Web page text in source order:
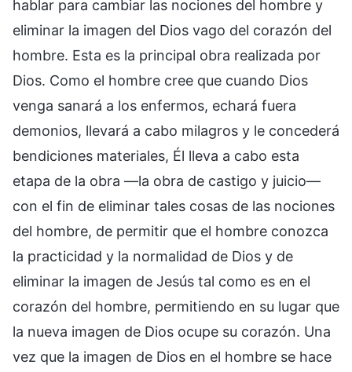
hablar para cambiar las nociones del hombre y
eliminar la imagen del Dios vago del corazón del
hombre. Esta es la principal obra realizada por
Dios. Como el hombre cree que cuando Dios
venga sanará a los enfermos, echará fuera
demonios, llevará a cabo milagros y le concederá
bendiciones materiales, Él lleva a cabo esta
etapa de la obra —la obra de castigo y juicio—
con el fin de eliminar tales cosas de las nociones
del hombre, de permitir que el hombre conozca
la practicidad y la normalidad de Dios y de
eliminar la imagen de Jesús tal como es en el
corazón del hombre, permitiendo en su lugar que
la nueva imagen de Dios ocupe su corazón. Una
vez que la imagen de Dios en el hombre se hace